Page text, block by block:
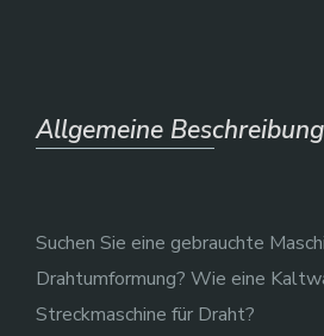
Allgemeine Beschreibung
Suchen Sie eine gebrauchte
Drahtumformung? Wie eine
Streckmaschine für Draht?